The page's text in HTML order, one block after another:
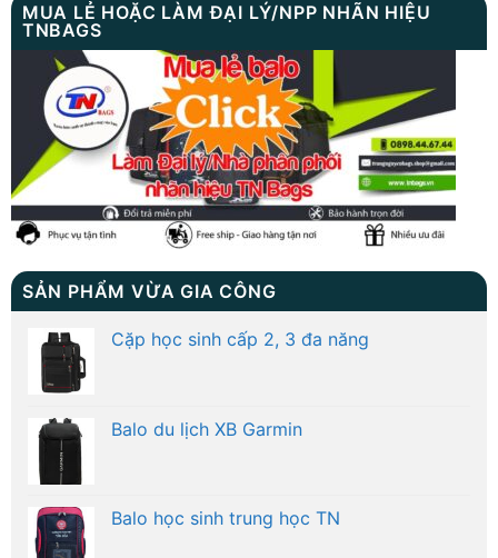
MUA LẺ HOẶC LÀM ĐẠI LÝ/NPP NHÃN HIỆU
TNBAGS
SẢN PHẨM VỪA GIA CÔNG
Cặp học sinh cấp 2, 3 đa năng
Balo du lịch XB Garmin
Balo học sinh trung học TN